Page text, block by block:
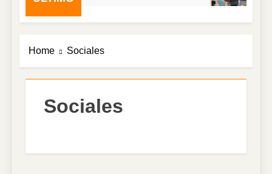
Home Sociales
Sociales